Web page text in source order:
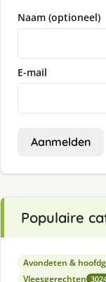
Naam (optioneel)
E-mail
Aanmelden
Populaire
Avondeten &
Vleesgerechten